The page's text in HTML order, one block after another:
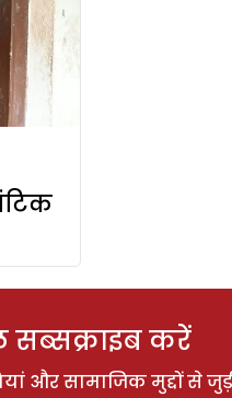
सब्सक्राइब करें
और सामाजिक मुद्दों से